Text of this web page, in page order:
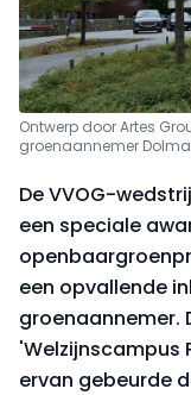
Ontwerp door Artes
groenaannemer
De VVOG-
een speciale
een opvallende
groenaannemer.
'Welzijnscampus
ervan gebeurde